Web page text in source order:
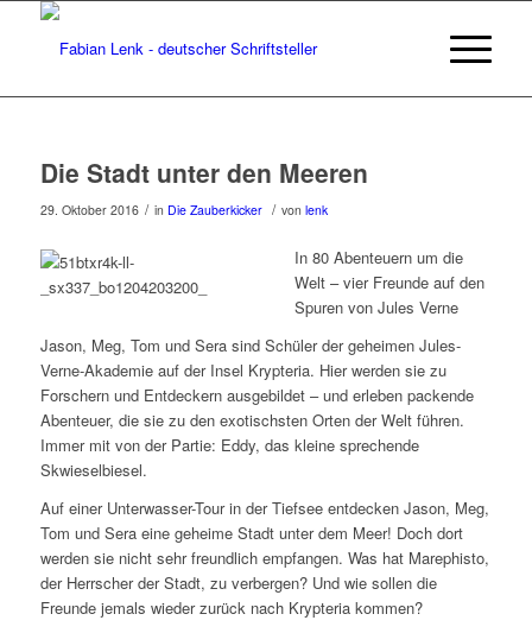
Die Stadt unter den Meeren
29. Oktober 2016 / in Die Zauberkicker / von lenk
In 80 Abenteuern um die
Welt – vier Freunde auf den
Spuren von Jules Verne
Jason, Meg, Tom und Sera sind Schüler der geheimen Jules-
Verne-Akademie auf der Insel Krypteria. Hier werden sie zu
Forschern und Entdeckern ausgebildet – und erleben packende
Abenteuer, die sie zu den exotischsten Orten der Welt führen.
Immer mit von der Partie: Eddy, das kleine sprechende
Skwieselbiesel.
Auf einer Unterwasser-Tour in der Tiefsee entdecken Jason, Meg,
Tom und Sera eine geheime Stadt unter dem Meer! Doch dort
werden sie nicht sehr freundlich empfangen. Was hat Marephisto,
der Herrscher der Stadt, zu verbergen? Und wie sollen die
Freunde jemals wieder zurück nach Krypteria kommen?